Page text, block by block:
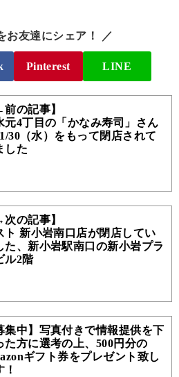
お友達にシェア！ ／
Pinterest LINE
前の記事】
元4丁目の「かなみ寿司」さん
30（水）をもって閉店されて
した
次の記事】
ト 新小岩南口店が閉店してい
た、新小岩駅南口の新小岩プラ
ル2階
集中】写真付きで情報提供を下
た方に選考の上、500円分の
ギフト券をプレゼント致し
！